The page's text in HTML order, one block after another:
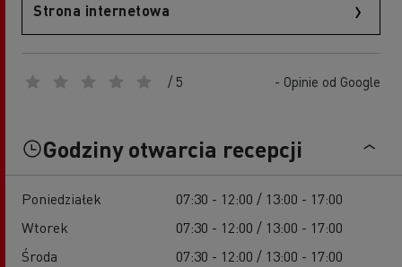
Strona internetowa
/ 5 - Opinie od Google
Godziny otwarcia recepcji
Poniedziałek
07:30 - 12:00 / 13:00 - 17:00
Wtorek
07:30 - 12:00 / 13:00 - 17:00
Środa
07:30 - 12:00 / 13:00 - 17:00